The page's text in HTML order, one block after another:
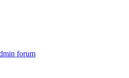
forum